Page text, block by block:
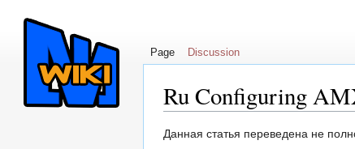
Ru Configuring
Данная статья переведена не
Page Discussion